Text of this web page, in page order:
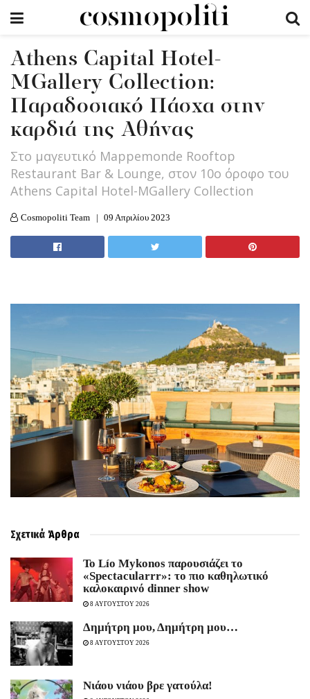
Athens Capital Hotel-
MGallery Collection:
Παραδοσιακό Πάσχα στην
καρδιά της Αθήνας
Στο μαγευτικό Mappemonde Rooftop
Restaurant Bar & Lounge, στον 10ο όροφο του
Athens Capital Hotel-MGallery Collection
Cosmopoliti Team 09 Απριλίου 2023
Σχετικά Άρθρα
Το Lío Mykonos παρουσιάζει το
«Spectacularrr»: το πιο καθηλωτικό
καλοκαιρινό dinner show
8 ΑΥΓΟΥΣΤΟΥ 2026
Δημήτρη μου, Δημήτρη μου…
8 ΑΥΓΟΥΣΤΟΥ 2026
Νιάου νιάου βρε γατούλα!